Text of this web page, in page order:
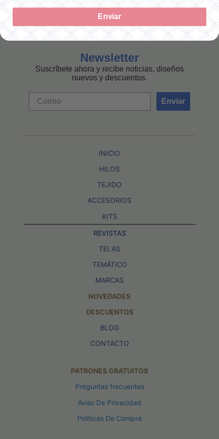
Newsletter
Suscríbete ahora y recibe noticias, diseños
nuevos y descuentos.
Enviar
INICIO
HILOS
TEJIDO
ACCESORIOS
KITS
REVISTAS
TELAS
TEMÁTICO
MARCAS
NOVEDADES
DESCUENTOS
BLOG
CONTACTO
PATRONES GRATUITOS
Preguntas frecuentes
Aviso De Privacidad
Políticas De Compra
Enviar